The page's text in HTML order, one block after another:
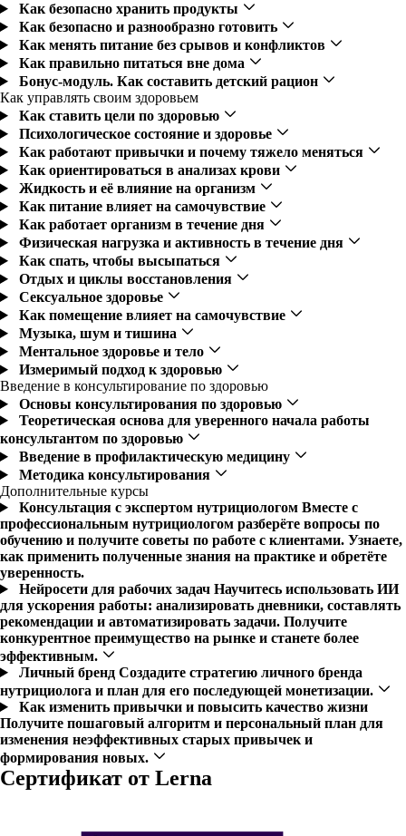
Как безопасно хранить продукты
Как безопасно и разнообразно готовить
Как менять питание без срывов и конфликтов
Как правильно питаться вне дома
Бонус-модуль. Как составить детский рацион
Как управлять своим здоровьем
Как ставить цели по здоровью
Психологическое состояние и здоровье
Как работают привычки и почему тяжело меняться
Как ориентироваться в анализах крови
Жидкость и её влияние на организм
Как питание влияет на самочувствие
Как работает организм в течение дня
Физическая нагрузка и активность в течение дня
Как спать, чтобы высыпаться
Отдых и циклы восстановления
Сексуальное здоровье
Как помещение влияет на самочувствие
Музыка, шум и тишина
Ментальное здоровье и тело
Измеримый подход к здоровью
Введение в консультирование по здоровью
Основы консультирования по здоровью
Теоретическая основа для уверенного начала работы
консультантом по здоровью
Введение в профилактическую медицину
Методика консультирования
Дополнительные курсы
Консультация с экспертом нутрициологом Вместе с
профессиональным нутрициологом разберёте вопросы по
обучению и получите советы по работе с клиентами. Узнаете,
как применить полученные знания на практике и обретёте
уверенность.
Нейросети для рабочих задач Научитесь использовать ИИ
для ускорения работы: анализировать дневники, составлять
рекомендации и автоматизировать задачи. Получите
конкурентное преимущество на рынке и станете более
эффективным.
Личный бренд Создадите стратегию личного бренда
нутрициолога и план для его последующей монетизации.
Как изменить привычки и повысить качество жизни
Получите пошаговый алгоритм и персональный план для
изменения неэффективных старых привычек и
формирования новых.
Сертификат от Lerna